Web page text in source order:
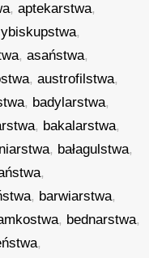
,aptekarstwa,
,
,asaństwa,
,austrofilstwa,
, badylarstwa,
, bakalarstwa,
, bałagulstwa,
,
, barwiarstwa,
, bednarstwa,
,